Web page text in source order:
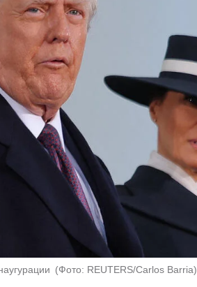
(Фото: REUTERS/Carlos Barria)